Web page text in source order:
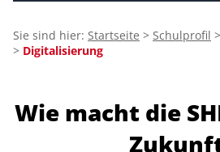
Sie sind hier: Startseite > Schulprofil >
> Digitalisierung
Wie macht die